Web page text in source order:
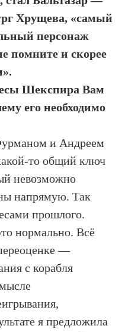
Хрущева, «самый
персонаж
помните и скорее
Шекспира Вам
его необходимо
и Андреем
то общий ключ
невозможно
напрямую. Так
прошлого.
нормально. Всё
—
с корабля
я предложила